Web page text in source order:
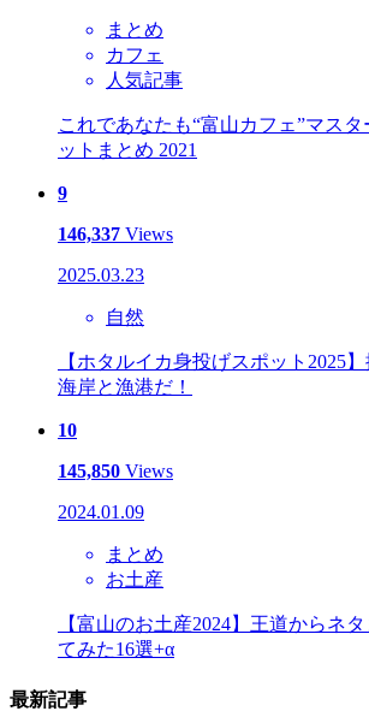
まとめ
カフェ
人気記事
これであなたも“富山カフェ”マス
ットまとめ 2021
9
146,337 Views
2025.03.23
自然
【ホタルイカ身投げスポット2025
海岸と漁港だ！
10
145,850 Views
2024.01.09
まとめ
お土産
【富山のお土産2024】王道からネ
てみた16選+α
最新記事